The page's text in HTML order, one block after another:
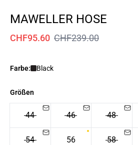
MAWELLER HOSE
CHF95.60 CHF239.00
Farbe: Black
Größen
44 46 48
54 56 58